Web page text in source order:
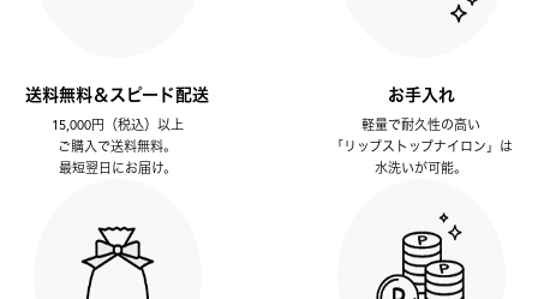
送料無料＆スピード配送
15,000円（税込）以上
ご購入で送料無料。
最短翌日にお届け。
お手入れ
軽量で耐久性の高い
「リップストップナイロン」は
水洗いが可能。